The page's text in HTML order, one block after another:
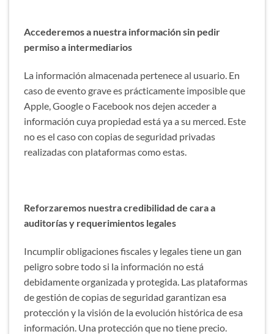
Accederemos a nuestra información sin pedir
permiso a intermediarios
La información almacenada pertenece al usuario. En
caso de evento grave es prácticamente imposible que
Apple, Google o Facebook nos dejen acceder a
información cuya propiedad está ya a su merced. Este
no es el caso con copias de seguridad privadas
realizadas con plataformas como estas.
Reforzaremos nuestra credibilidad de cara a
auditorías y requerimientos legales
Incumplir obligaciones fiscales y legales tiene un gan
peligro sobre todo si la información no está
debidamente organizada y protegida. Las plataformas
de gestión de copias de seguridad garantizan esa
protección y la visión de la evolución histórica de esa
información. Una protección que no tiene precio.